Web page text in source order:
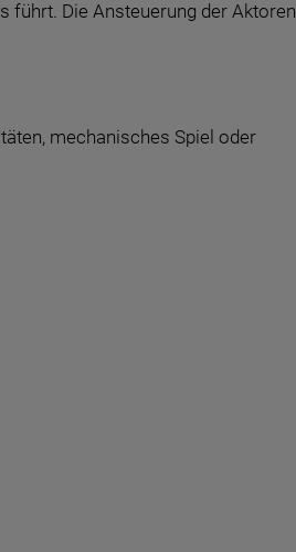
führt. Die Ansteuerung der Aktoren
mechanisches Spiel oder